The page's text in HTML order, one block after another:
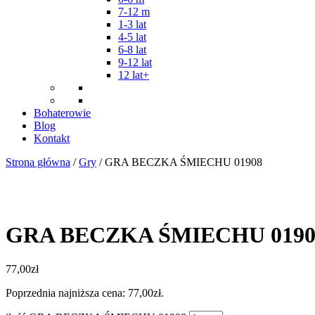
7-12 m
1-3 lat
4-5 lat
6-8 lat
9-12 lat
12 lat+
Bohaterowie
Blog
Kontakt
Strona główna /Gry / GRA BECZKA ŚMIECHU 01908
GRA BECZKA ŚMIECHU
77,00zł
Poprzednia najniższa cena: 77,00zł.